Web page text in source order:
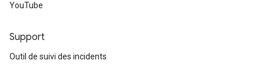
YouTube
Support
Outil de suivi des incidents